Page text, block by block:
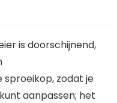
is doorschijnend,
zodat je
aanpassen; het